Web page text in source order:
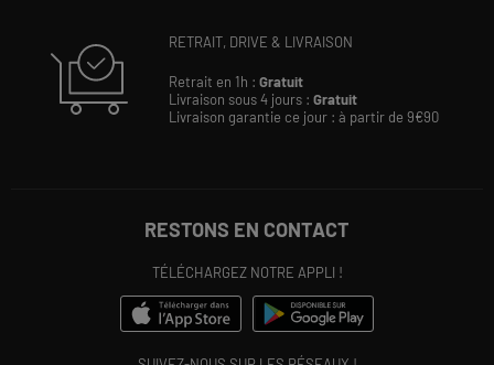
RETRAIT, DRIVE & LIVRAISON
Retrait en 1h : Gratuit
Livraison sous 4 jours : Gratuit
Livraison garantie ce jour : à partir de 9€90
RESTONS EN CONTACT
TÉLÉCHARGEZ NOTRE APPLI !